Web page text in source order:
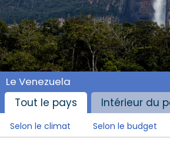
Le Venezuela
Tout le pays
Intérieur du
Selon le climat Selon le budget